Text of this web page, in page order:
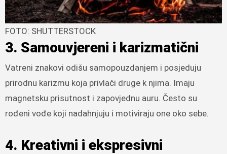
FOTO: SHUTTERSTOCK
3. Samouvjereni i karizmatični
Vatreni znakovi odišu samopouzdanjem i posjeduju
prirodnu karizmu koja privlači druge k njima. Imaju
magnetsku prisutnost i zapovjednu auru. Često su
rođeni vođe koji nadahnjuju i motiviraju one oko sebe.
4. Kreativni i ekspresivni